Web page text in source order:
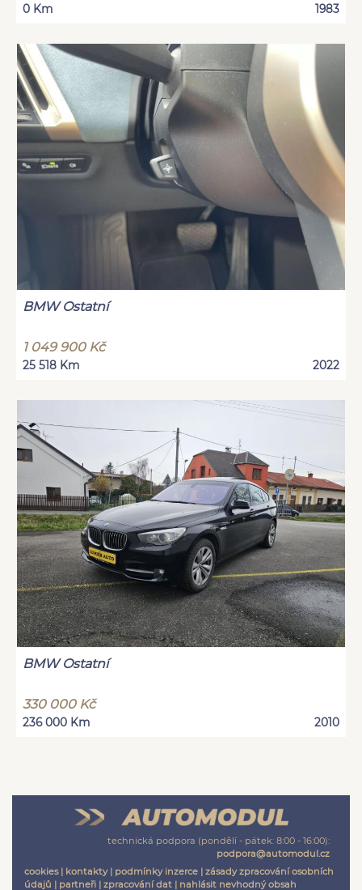
0 Km 1983
BMW Ostatní
1 049 900 Kč
25 518 Km 2022
BMW Ostatní
330 000 Kč
236 000 Km 2010
technická podpora (pondělí - pátek: 8:00 - 16:00):
podpora@automodul.cz
cookies| kontakty| podmínky inzerce | zásady zpracování osobních
údajů | partneři | zpracování dat | nahlásit nevhodný obsah